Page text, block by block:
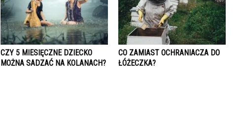
CZY 5 MIESIĘCZNE DZIECKO
MOŻNA SADZAĆ NA KOLANACH?
CO ZAMIAST OCHRANIACZA DO
ŁÓŻECZKA?